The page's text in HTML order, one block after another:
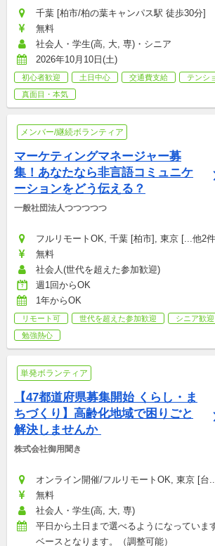
千葉 [柏市/柏の葉キャンパス駅 徒歩30分]
無料
社会人・学生(高, 大, 専)・シニア
2026年10月10日(土)
初心者歓迎 土日中心 交通費支給
テンシ
真面目・本気
メンバー/継続ボランティア
マーケティングマネージャー募
集！あなたなら非言語コミュニケ
ーションをどう伝える？
一般社団法人つつつつつ
フルリモートOK, 千葉 [柏市], 東京 [...他2件
無料
社会人(世代を超えた参加歓迎)
週1回からOK
1年からOK
リモート可 世代を超えた参加歓迎 シニア歓迎
勉強熱心
単発ボランティア
【47都道府県募集開始 くらし・ま
ちづくり】高齢化地域で困りごと
解決しませんか
株式会社御用聞き
オンライン開催/フルリモートOK, 東京 [台
無料
社会人・学生(高, 大, 専)
平日から土日まで選べるようになっていま
ベースとなります。（調整可能）